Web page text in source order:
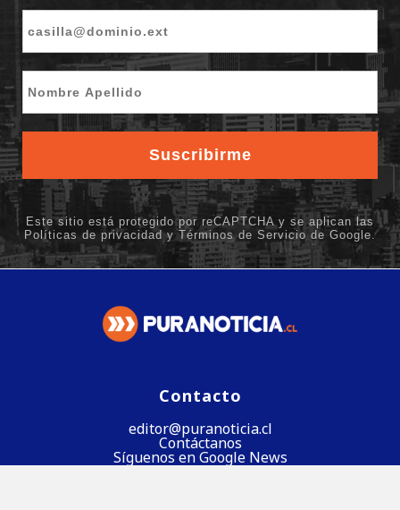
Contacto
editor@puranoticia.cl
Contáctanos
Síguenos en Google News